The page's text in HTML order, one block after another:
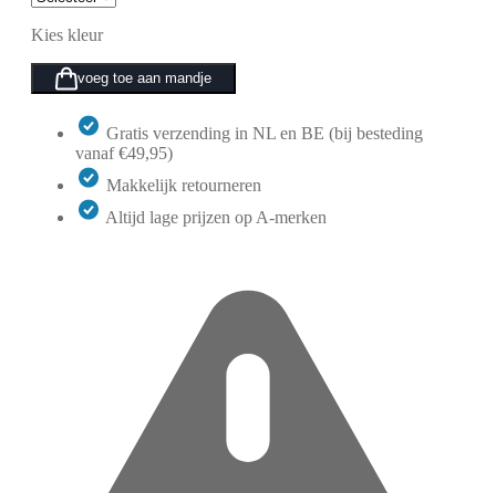
Kies kleur
voeg toe aan mandje
Gratis verzending in NL en BE (bij besteding
vanaf €49,95)
Makkelijk retourneren
Altijd lage prijzen op A-merken